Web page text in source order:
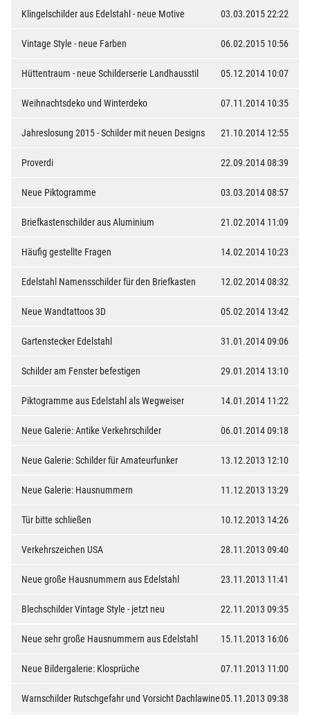
Klingelschilder aus Edelstahl - neue Motive 03.03.2015 22:22
Vintage Style - neue Farben 06.02.2015 10:56
Hüttentraum - neue Schilderserie Landhausstil 05.12.2014 10:07
Weihnachtsdeko und Winterdeko 07.11.2014 10:35
Jahreslosung 2015 - Schilder mit neuen Designs 21.10.2014 12:55
Proverdi 22.09.2014 08:39
Neue Piktogramme 03.03.2014 08:57
Briefkastenschilder aus Aluminium 21.02.2014 11:09
Häufig gestellte Fragen 14.02.2014 10:23
Edelstahl Namensschilder für den Briefkasten 12.02.2014 08:32
Neue Wandtattoos 3D 05.02.2014 13:42
Gartenstecker Edelstahl 31.01.2014 09:06
Schilder am Fenster befestigen 29.01.2014 13:10
Piktogramme aus Edelstahl als Wegweiser 14.01.2014 11:22
Neue Galerie: Antike Verkehrschilder 06.01.2014 09:18
Neue Galerie: Schilder für Amateurfunker 13.12.2013 12:10
Neue Galerie: Hausnummern 11.12.2013 13:29
Tür bitte schließen 10.12.2013 14:26
Verkehrszeichen USA 28.11.2013 09:40
Neue große Hausnummern aus Edelstahl 23.11.2013 11:41
Blechschilder Vintage Style - jetzt neu 22.11.2013 09:35
Neue sehr große Hausnummern aus Edelstahl 15.11.2013 16:06
Neue Bildergalerie: Klosprüche 07.11.2013 11:00
Warnschilder Rutschgefahr und Vorsicht Dachlawine05.11.2013 09:38